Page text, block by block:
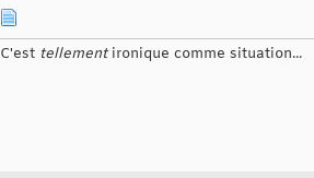
C'est tellementironique comme situation...